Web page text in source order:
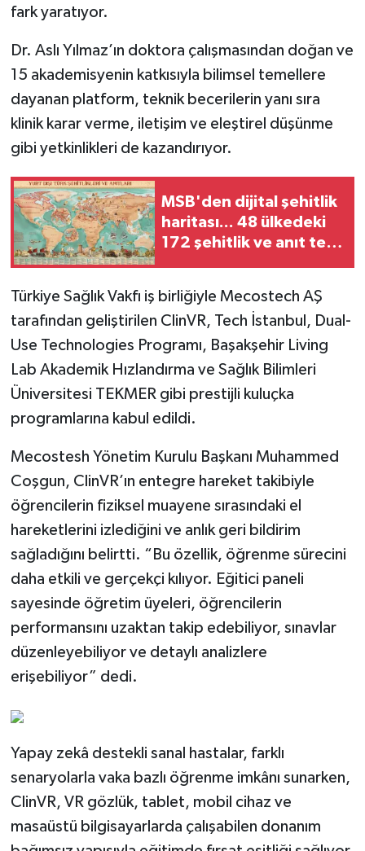
fark yaratıyor.
Dr. Aslı Yılmaz’ın doktora çalışmasından doğan ve
15 akademisyenin katkısıyla bilimsel temellere
dayanan platform, teknik becerilerin yanı sıra
klinik karar verme, iletişim ve eleştirel düşünme
gibi yetkinlikleri de kazandırıyor.
MSB'den dijital şehitlik
haritası... 48 ülkedeki
172 şehitlik ve anıt tek
Türkiye Sağlık Vakfı iş birliğiyle Mecostech AŞ
tarafından geliştirilen ClinVR, Tech İstanbul, Dual-
Use Technologies Programı, Başakşehir Living
Lab Akademik Hızlandırma ve Sağlık Bilimleri
Üniversitesi TEKMER gibi prestijli kuluçka
programlarına kabul edildi.
Mecostesh Yönetim Kurulu Başkanı Muhammed
Coşgun, ClinVR’ın entegre hareket takibiyle
öğrencilerin fiziksel muayene sırasındaki el
hareketlerini izlediğini ve anlık geri bildirim
sağladığını belirtti. “Bu özellik, öğrenme sürecini
daha etkili ve gerçekçi kılıyor. Eğitici paneli
sayesinde öğretim üyeleri, öğrencilerin
performansını uzaktan takip edebiliyor, sınavlar
düzenleyebiliyor ve detaylı analizlere
erişebiliyor” dedi.
Yapay zekâ destekli sanal hastalar, farklı
senaryolarla vaka bazlı öğrenme imkânı sunarken,
ClinVR, VR gözlük, tablet, mobil cihaz ve
masaüstü bilgisayarlarda çalışabilen donanım